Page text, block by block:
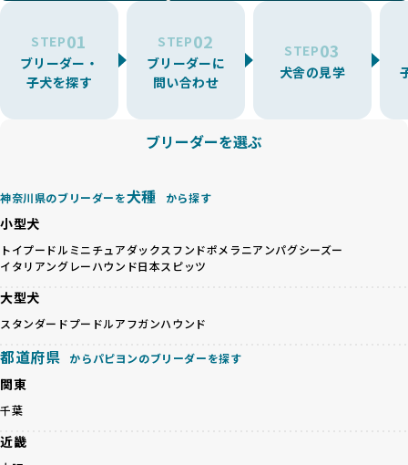
うに大切に飼育・繁殖を行っている「優良ブリーダー」のみ
BreederFamiliesでは、アニマルウェルフェアを最優先に考
えた6つの絶対基準と12の総合基準を設定しています。これに
ことを徹底しています。
BreederFamiliesでは、以下の6項目を必須条件とし、これら
基づいた責任あるブリーディングを確保しています。
さらに、健康管理、社会性の育成、遺伝子検査、食事や運動
の質など、ワンちゃんの心身に配慮した飼育環境が整ってい
るかを評価する12項目の総合基準を設けています。これによ
り、より高い基準をクリアしたブリーダーだけを厳選してい
ます。
良ブリーダーのみが登録されています。
BreederFamiliesでは、法令に準拠するだけでなく、ワンち
ゃんを家族のように愛するという理念を共有するブリーダー
のみを厳選しています。これにより、ユーザーの皆さんに安
心して選べる選択肢を提供しています。
こちら
たりストレスを抱えたりするリスクが高まります。
「少数の犬種に集中」の詳細はこちら
すが、無計画な交配には健康リスクが伴います。異なる犬種
の特徴を持つことで予測しにくい健康問題が発生する可能性
が高く、診断や治療も複雑化する場合があります。また、ミ
待する理想と現実が大きく異なることも少なくありません。
健康と性格を次世代に引き継ぐために、ミックス犬の繁殖を
避けます。無計画な交配がもたらすリスクを理解し、飼い主
への十分な説明とアフターフォローを確保できる範囲での繁
殖を徹底しているのです。
一方、営利優先ブリーダーは流行や需要に応じて安易にミッ
クス犬を繁殖し、健康管理や飼い主への配慮が不十分なこと
が多く見受けられます。場合によっては、チワワ×ハスキー
等体格の異なるリスクの高い交配を行うこともあります。
「ミックス犬を繁殖しない」の詳細はこちら
ゃんが長時間の輸送を強いられたり、狭いケージに閉じ込め
られるなど、心身に大きな負担がかかります。このような環
STEP01
ブリーダー・
子犬を探す
STEP02
ブリーダーに
問い合わせ
STEP03
犬舎の見学
ブリーダーを選ぶ
神奈川県のブリーダーを犬種 から探す
小型犬
トイプードル ミニチュアダックスフンドポメラニアンパグシーズー
イタリアングレーハウンド日本スピッツ
大型犬
スタンダードプードルアフガンハウンド
都道府県 からパピヨンのブリーダーを探す
関東
千葉
近畿